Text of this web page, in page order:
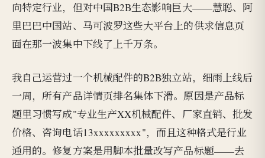
向特定行业，但对中国B2B生态影响巨大——慧聪、阿
里巴巴中国站、马可波罗这些大平台上的供求信息页
面在那一波集中下线了上千万条。
我自己运营过一个机械配件的B2B独立站，细雨上线后
一周，所有产品详情页排名集体下滑。原因是产品标
题里习惯写成"专业生产XX机械配件、厂家直销、批发
价格、咨询电话13xxxxxxxxx"，而且这种格式是行业
通用的。修复方案是用脚本批量改写产品标题——去